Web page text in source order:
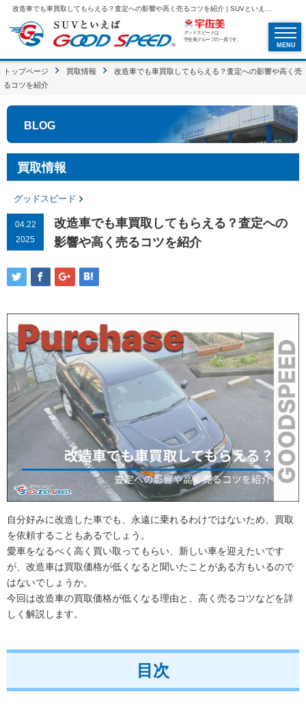
グッドスピードは
宇佐美グループの一員です。
MENU
トップページ 買取情報
改造車でも車買取してもらえる？査定への影響や高く売
るコツを紹介
BLOG
買取情報
グッドスピード
04.22
2025
改造車でも車買取してもらえる？査定への
影響や高く売るコツを紹介
自分好みに改造した車でも、永遠に乗れるわけではないため、買取
を依頼することもあるでしょう。
愛車をなるべく高く買い取ってもらい、新しい車を迎えたいです
が、改造車は買取価格が低くなると聞いたことがある方もいるので
はないでしょうか。
今回は改造車の買取価格が低くなる理由と、高く売るコツなどを詳
しく解説します。
目次